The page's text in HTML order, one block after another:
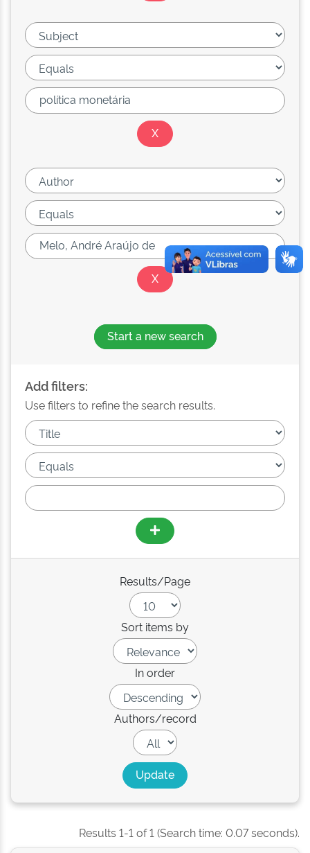
Start a new search
Add filters:
Use filters to refine the search results.
Results/Page
Sort items by
In order
Authors/record
Results 1-1 of 1 (Search time: 0.07 seconds).